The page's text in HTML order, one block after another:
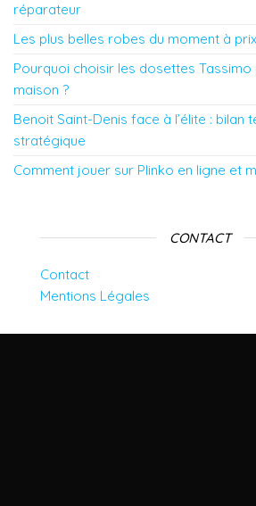
réparateur
Les plus belles robes du moment à
Pourquoi choisir les dosettes
maison ?
Benoit Saint-Denis face à l’élite : bilan
stratégique
Comment jouer sur Plinko en ligne et
CONTACT
Contact
Mentions Légales